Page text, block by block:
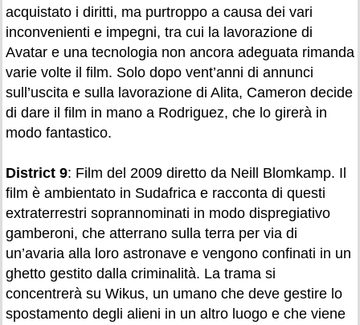
acquistato i diritti, ma purtroppo a causa dei vari
inconvenienti e impegni, tra cui la lavorazione di
Avatar e una tecnologia non ancora adeguata rimanda
varie volte il film. Solo dopo vent’anni di annunci
sull’uscita e sulla lavorazione di Alita, Cameron decide
di dare il film in mano a Rodriguez, che lo girerà in
modo fantastico.
District 9: Film del 2009 diretto da Neill Blomkamp. Il
film è ambientato in Sudafrica e racconta di questi
extraterrestri soprannominati in modo dispregiativo
gamberoni, che atterrano sulla terra per via di
un’avaria alla loro astronave e vengono confinati in un
ghetto gestito dalla criminalità. La trama si
concentrerà su Wikus, un umano che deve gestire lo
spostamento degli alieni in un altro luogo e che viene